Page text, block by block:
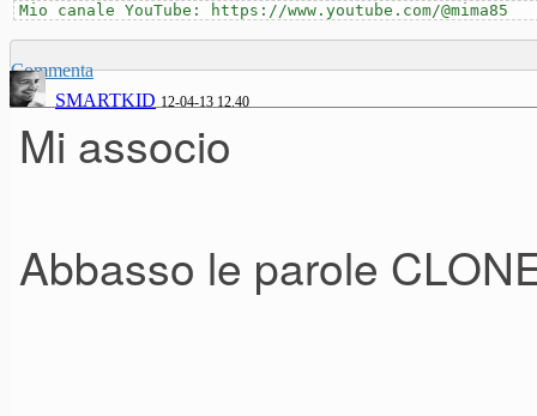
Mio canale YouTube: https://www.youtube.com/@mima85
Commenta
SMARTKID 12-04-13 12.40
Mi associo
Abbasso le parole